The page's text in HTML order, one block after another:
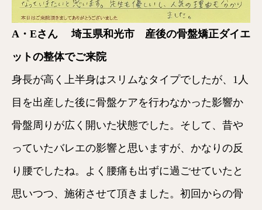
A・Eさん
埼玉県和光市 産後の骨盤矯正ダイエ
ットの整体でご来院
身長が高く上半身はスリムなタイプでしたが、1人
目を出産した後に骨盤ケアを行わなかった影響か
骨盤周りが広く開いた状態でした。そして、昔や
っていたバレエの影響と思いますが、かなりの反
り腰でしたね。よく腰痛も出ずに過ごせていたと
思いつつ、施術させて頂きました。初回からの骨